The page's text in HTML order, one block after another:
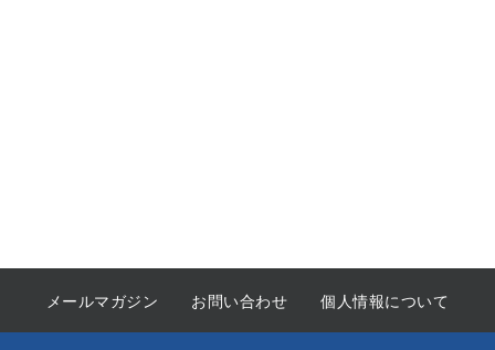
メールマガジン お問い合わせ 個人情報について